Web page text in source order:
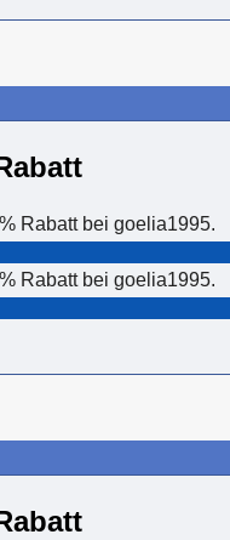
Rabatt bei goelia1995.
Rabatt bei goelia1995.